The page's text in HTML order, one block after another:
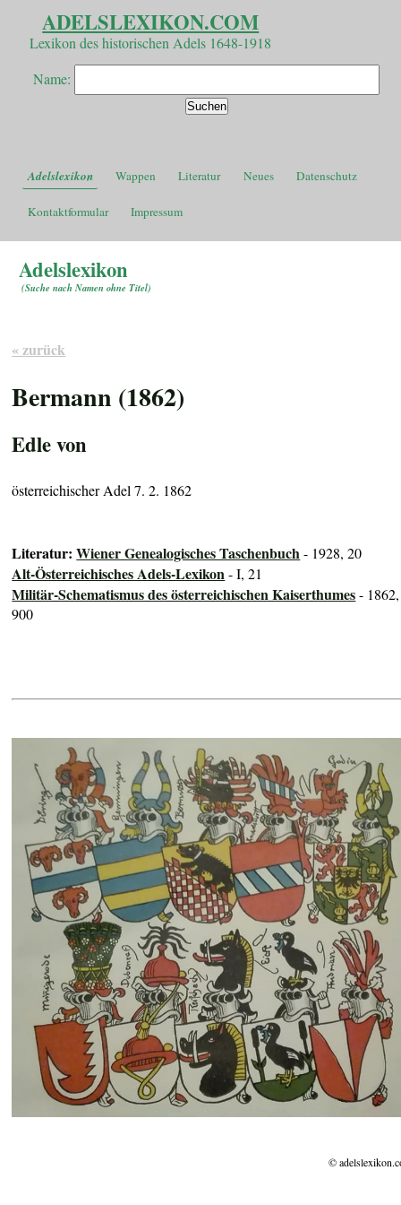
ADELSLEXIKON.COM
Lexikon des historischen Adels 1648-1918
Name:
Adelslexikon Wappen Literatur Neues Datenschutz
Kontaktformular Impressum
Adelslexikon
(Suche nach Namen ohne Titel)
« zurück
Bermann (1862)
Edle von
österreichischer Adel 7. 2. 1862
Literatur:Wiener Genealogisches Taschenbuch- 1928, 20
Alt-Österreichisches Adels-Lexikon- I, 21
Militär-Schematismus des österreichischen Kaiserthumes- 1862,
900
©